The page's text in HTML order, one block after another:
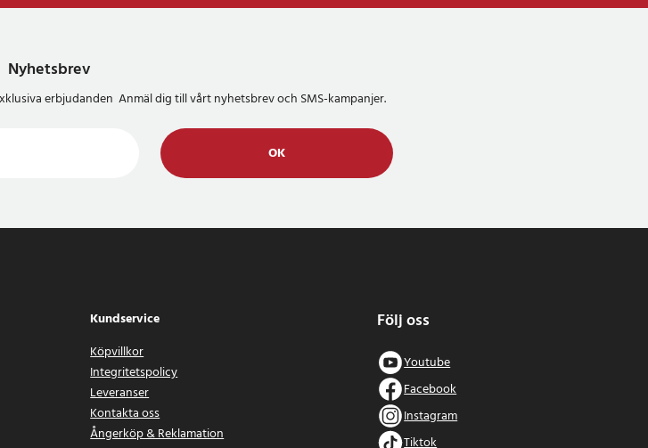
Nyhetsbrev
erbjudanden Anmäl dig till vårt nyhetsbrev och SMS-kampanjer.
OK
Kundservice
Köpvillkor
Integritetspolicy
Leveranser
Kontakta oss
Ångerköp & Reklamation
Följ oss
Youtube
Facebook
Instagram
Tiktok